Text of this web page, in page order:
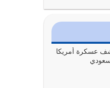
رسول الله معرفة
عسكرة أمريكا
سعودي